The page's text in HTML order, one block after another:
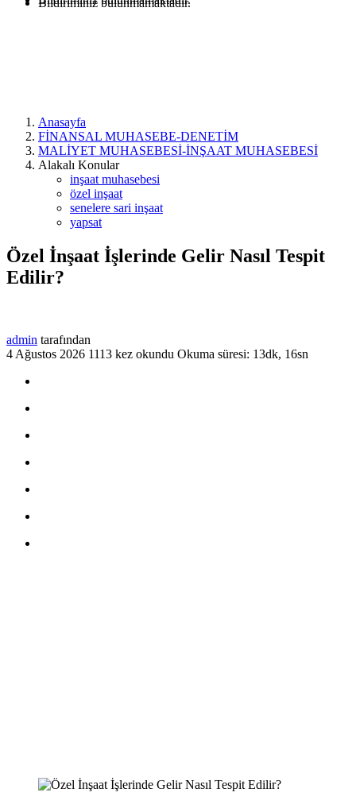
Bildiriminiz bulunmamaktadır.
Anasayfa
FİNANSAL MUHASEBE-DENETİM
MALİYET MUHASEBESİ-İNŞAAT MUHASEBESİ
Alakalı Konular
inşaat muhasebesi
özel inşaat
senelere sari inşaat
yapsat
Özel İnşaat İşlerinde Gelir Nasıl Tespit
Edilir?
admin tarafından
4 Ağustos 2026 1113 kez okundu Okuma süresi: 13dk, 16sn